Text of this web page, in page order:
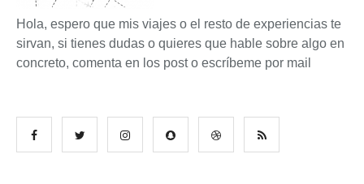
Hola, espero que mis viajes o el resto de experiencias te
sirvan, si tienes dudas o quieres que hable sobre algo en
concreto, comenta en los post o escríbeme por mail